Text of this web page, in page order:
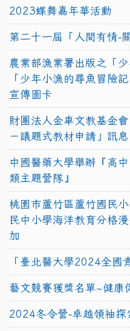
2023蝶舞嘉年華活動
第二十一屆「人間有情-
農業部漁業署出版之「
「少年小漁的尋魚冒險
宣傳圖卡
財團法人金車文教基金
－議題式教材申請」訊息
中國醫藥大學舉辦『高
類主題營隊』
桃園市蘆竹區蘆竹國民
民中小學海洋教育分格
加
「臺北醫大學2024全國
藝文競賽獲獎名單~健康
2024冬令營-卓越領袖探